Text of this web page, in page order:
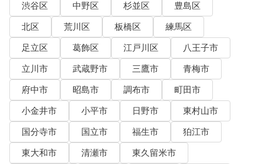
渋谷区
中野区 杉並区
豊島区
北区
荒川区 板橋区
練馬区
足立区
葛飾区 江戸川区
八王子市
立川市
武蔵野市 三鷹市
青梅市
府中市
昭島市 調布市
町田市
小金井市
小平市 日野市
東村山市
国分寺市
国立市 福生市
狛江市
東大和市
清瀬市
東久留米市